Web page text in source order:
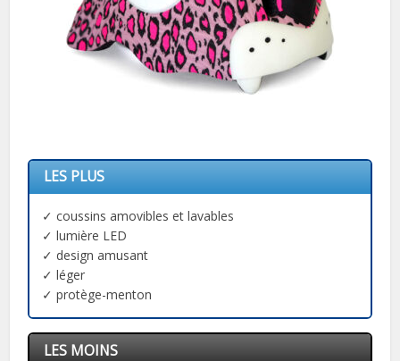
LES PLUS
✓ coussins amovibles et lavables
✓ lumière LED
✓ design amusant
✓ léger
✓ protège-menton
LES MOINS